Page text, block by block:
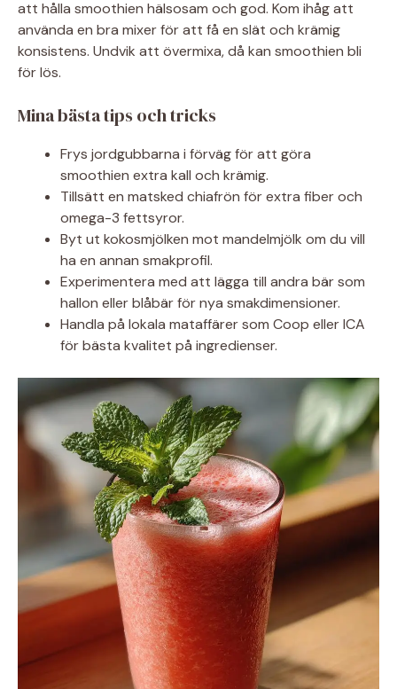
att hålla smoothien hälsosam och god. Kom ihåg att
använda en bra mixer för att få en slät och krämig
konsistens. Undvik att övermixa, då kan smoothien bli
för lös.
Mina bästa tips och tricks
Frys jordgubbarna i förväg för att göra
smoothien extra kall och krämig.
Tillsätt en matsked chiafrön för extra fiber och
omega-3 fettsyror.
Byt ut kokosmjölken mot mandelmjölk om du vill
ha en annan smakprofil.
Experimentera med att lägga till andra bär som
hallon eller blåbär för nya smakdimensioner.
Handla på lokala mataffärer som Coop eller ICA
för bästa kvalitet på ingredienser.